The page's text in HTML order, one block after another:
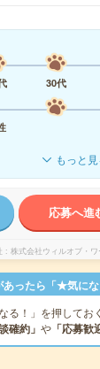
30代
もっと
応募へ進
株式会社ウィルオブ・
あったら「★気にな
なる！」を押してお
確約」 や 「応募歓